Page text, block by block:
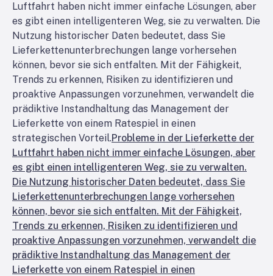
Luftfahrt haben nicht immer einfache Lösungen, aber
es gibt einen intelligenteren Weg, sie zu verwalten. Die
Nutzung historischer Daten bedeutet, dass Sie
Lieferkettenunterbrechungen lange vorhersehen
können, bevor sie sich entfalten. Mit der Fähigkeit,
Trends zu erkennen, Risiken zu identifizieren und
proaktive Anpassungen vorzunehmen, verwandelt die
prädiktive Instandhaltung das Management der
Lieferkette von einem Ratespiel in einen
strategischen Vorteil.Probleme in der Lieferkette der
Luftfahrt haben nicht immer einfache Lösungen, aber
es gibt einen intelligenteren Weg, sie zu verwalten.
Die Nutzung historischer Daten bedeutet, dass Sie
Lieferkettenunterbrechungen lange vorhersehen
können, bevor sie sich entfalten. Mit der Fähigkeit,
Trends zu erkennen, Risiken zu identifizieren und
proaktive Anpassungen vorzunehmen, verwandelt die
prädiktive Instandhaltung das Management der
Lieferkette von einem Ratespiel in einen